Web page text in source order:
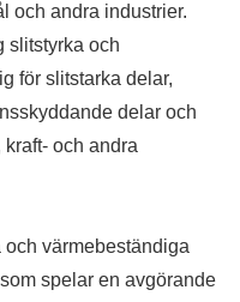
och andra industrier.
slitstyrka och
för slitstarka delar,
delar och
och andra
värmebeständiga
spelar en avgörande